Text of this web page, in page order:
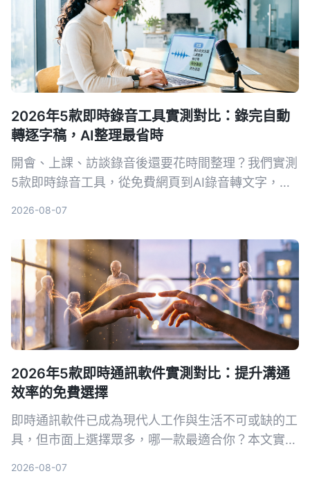
2026年5款即時錄音工具實測對比：錄完自動
轉逐字稿，AI整理最省時
開會、上課、訪談錄音後還要花時間整理？我們實測
5款即時錄音工具，從免費網頁到AI錄音轉文字，找
事項，是目前整理錄音資料的首選。
2026-08-07
2026年5款即時通訊軟件實測對比：提升溝通
效率的免費選擇
即時通訊軟件已成為現代人工作與生活不可或缺的工
具，但市面上選擇眾多，哪一款最適合你？本文實測
2026-08-07